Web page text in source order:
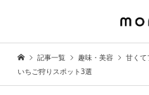
記事一覧 趣味・美容
甘くて
いちご狩りスポット3選